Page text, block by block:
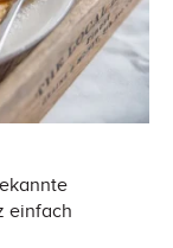
einfach